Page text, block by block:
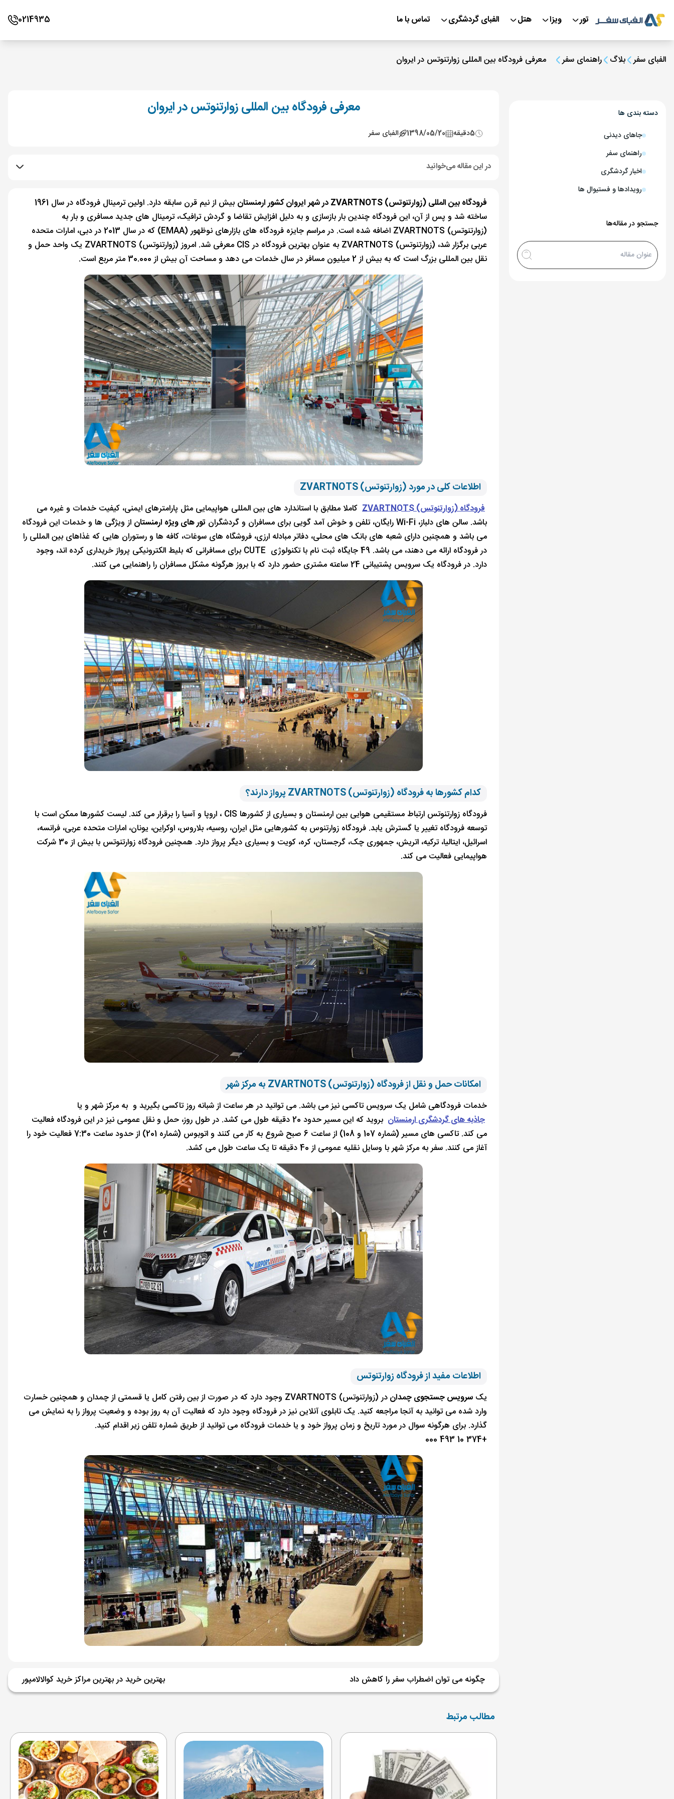
تور ویزا هتل الفبای گردشگری تماس با ما 0214935
الفبای سفر بلاگ راهنمای سفر معرفی فرودگاه بین المللی زوارتنوتس در ایروان
دسته بندی ها
جاهای دیدنی
راهنمای سفر
اخبار گردشگری
رویدادها و فستیوال ها
جستجو در مقاله‌ها
معرفی فرودگاه بین المللی زوارتنوتس در ایروان
5دقیقه 1398/05/20 الفبای سفر
در این مقاله می‌خوانید
فرودگاه بین المللی (زوارتنوتس) ZVARTNOTS در شهر ایروان کشور ارمنستان
بیش از نیم قرن سابقه دارد. اولین ترمینال فرودگاه در سال 1961
ساخته شد و پس از آن، این فرودگاه چندین بار بازسازی و به دلیل افزایش تقاضا و گردش ترافیک، ترمینال های جدید مسافری و بار به
(زوارتنوتس) ZVARTNOTS اضافه شده است. در مراسم جایزه فرودگاه های بازارهای نوظهور (EMAA) که در سال 2013 در دبی، امارات متحده
عربی برگزار شد، (زوارتنوتس) ZVARTNOTS به عنوان بهترین فرودگاه در CIS معرفی شد. امروز (زوارتنوتس) ZVARTNOTS یک واحد حمل و
نقل بین المللی بزرگ است که به بیش از 2 میلیون مسافر در سال خدمات می دهد و مساحت آن بیش از 30.000 متر مربع است.
اطلاعات کلی در مورد (زوارتنوتس) ZVARTNOTS
فرودگاه (زوارتنوتس) ZVARTNOTS
کاملا مطابق با استاندارد های بین المللی هواپیمایی مثل پارامترهای ایمنی، کیفیت خدمات و غیره می
باشد. سالن های دلباز، Wi-Fi رایگان، تلفن و خوش آمد گویی برای مسافران و گردشگران
تور های ویژه ارمنستان از ویژگی ها و خدمات این فرودگاه
می باشد و همچنین دارای شعبه های بانک های محلی، دفاتر مبادله ارزی، فروشگاه های سوغات، کافه ها و رستوران هایی که غذاهای بین المللی را
در فرودگاه ارائه می دهند، می باشد. 49 جایگاه ثبت نام با تکنولوژی CUTE برای مسافرانی که بلیط الکترونیکی پرواز خریداری کرده اند، وجود
دارد. در فرودگاه یک سرویس پشتیبانی 24 ساعته مشتری حضور دارد که با بروز هرگونه مشکل مسافران را راهنمایی می کنند.
کدام کشورها به فرودگاه (زوارتنوتس) ZVARTNOTS پرواز دارند؟
فرودگاه زوارتنوتس ارتباط مستقیمی هوایی بین ارمنستان و بسیاری از کشورها CIS ، اروپا و آسیا را برقرار می کند. لیست کشورها ممکن است با
توسعه فرودگاه تغییر یا گسترش یابد. فرودگاه زوارتنوس به کشورهایی مثل ایران، روسیه، بلاروس، اوکراین، یونان، امارات متحده عربی، فرانسه،
اسرائیل، ایتالیا، ترکیه، اتریش، جمهوری چک، گرجستان، کره، کویت و بسیاری دیگر پرواز دارد. همچنین فرودگاه زوارتنوتس با بیش از 30 شرکت
هواپیمایی فعالیت می کند.
امکانات حمل و نقل از فرودگاه (زوارتنوتس) ZVARTNOTS به مرکز شهر
خدمات فرودگاهی شامل یک سرویس تاکسی نیز می باشد. می توانید در هر ساعت از شبانه روز تاکسی بگیرید و به مرکز شهر و یا
جاذبه های گردشگری ارمنستان
بروید که این مسیر حدود 20 دقیقه طول می کشد. در طول روز، حمل و نقل عمومی نیز در این فرودگاه فعالیت
می کند. تاکسی های مسیر (شماره 107 و 108) از ساعت 6 صبح شروع به کار می کنند و اتوبوس (شماره 201) از حدود ساعت 7:30 فعالیت خود را
آغاز می کنند. سفر به مرکز شهر با وسایل نقلیه عمومی از 40 دقیقه تا یک ساعت طول می کشد.
اطلاعات مفید از فرودگاه زوارتنوتس
یک سرویس جستجوی چمدان
در (زوارتنوتس) ZVARTNOTS وجود دارد که در صورت از بین رفتن کامل یا قسمتی از چمدان و همچنین خسارت
وارد شده می توانید به آنجا مراجعه کنید. یک تابلوی آنلاین نیز در فرودگاه وجود دارد که فعالیت آن به روز بوده و وضعیت پرواز را به نمایش می
گذارد. برای هرگونه سوال در مورد تاریخ و زمان پرواز خود و یا خدمات فرودگاه می توانید از طریق شماره تلفن زیر اقدام کنید.
+374 10 493 000
چگونه می توان اضطراب سفر را کاهش داد بهترین خرید در بهترین مراکز خرید کوالالامپور
مطالب مرتبط